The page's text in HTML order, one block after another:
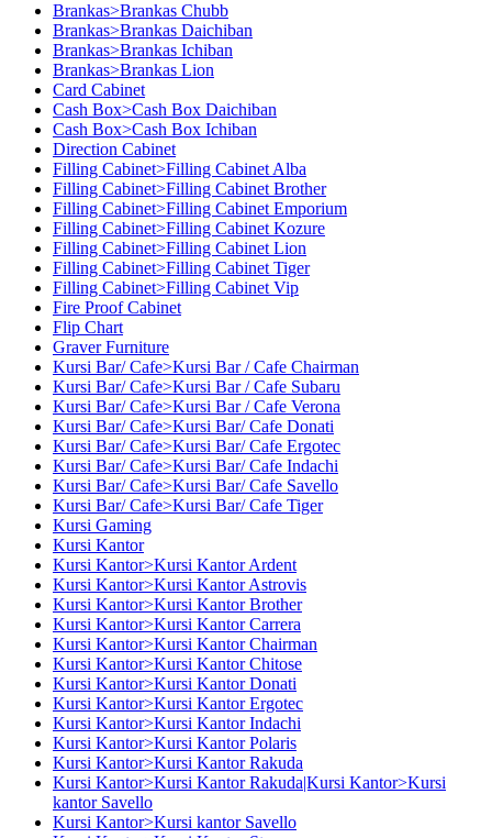
Brankas>Brankas Chubb
Brankas>Brankas Daichiban
Brankas>Brankas Ichiban
Brankas>Brankas Lion
Card Cabinet
Cash Box>Cash Box Daichiban
Cash Box>Cash Box Ichiban
Direction Cabinet
Filling Cabinet>Filling Cabinet Alba
Filling Cabinet>Filling Cabinet Brother
Filling Cabinet>Filling Cabinet Emporium
Filling Cabinet>Filling Cabinet Kozure
Filling Cabinet>Filling Cabinet Lion
Filling Cabinet>Filling Cabinet Tiger
Filling Cabinet>Filling Cabinet Vip
Fire Proof Cabinet
Flip Chart
Graver Furniture
Kursi Bar/ Cafe>Kursi Bar / Cafe Chairman
Kursi Bar/ Cafe>Kursi Bar / Cafe Subaru
Kursi Bar/ Cafe>Kursi Bar / Cafe Verona
Kursi Bar/ Cafe>Kursi Bar/ Cafe Donati
Kursi Bar/ Cafe>Kursi Bar/ Cafe Ergotec
Kursi Bar/ Cafe>Kursi Bar/ Cafe Indachi
Kursi Bar/ Cafe>Kursi Bar/ Cafe Savello
Kursi Bar/ Cafe>Kursi Bar/ Cafe Tiger
Kursi Gaming
Kursi Kantor
Kursi Kantor>Kursi Kantor Ardent
Kursi Kantor>Kursi Kantor Astrovis
Kursi Kantor>Kursi Kantor Brother
Kursi Kantor>Kursi Kantor Carrera
Kursi Kantor>Kursi Kantor Chairman
Kursi Kantor>Kursi Kantor Chitose
Kursi Kantor>Kursi Kantor Donati
Kursi Kantor>Kursi Kantor Ergotec
Kursi Kantor>Kursi Kantor Indachi
Kursi Kantor>Kursi Kantor Polaris
Kursi Kantor>Kursi Kantor Rakuda
Kursi Kantor>Kursi Kantor Rakuda|Kursi Kantor>Kursi
kantor Savello
Kursi Kantor>Kursi kantor Savello